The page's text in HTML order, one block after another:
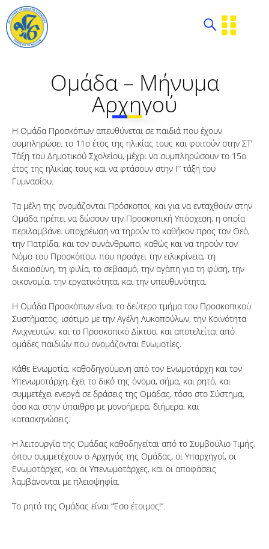
Ομάδα – Μήνυμα
Αρχηγού
Η Ομάδα Προσκόπων απευθύνεται σε παιδιά που έχουν
συμπληρώσει το 11ο έτος της ηλικίας τους και φοιτούν στην ΣΤ’
Τάξη του Δημοτικού Σχολείου, μέχρι να συμπληρώσουν το 15ο
έτος της ηλικίας τους και να φτάσουν στην Γ’ τάξη του
Γυμνασίου.
Τα μέλη της ονομάζονται Πρόσκοποι, και για να ενταχθούν στην
Ομάδα πρέπει να δώσουν την Προσκοπική Υπόσχεση, η οποία
περιλαμβάνει υποχρέωση να τηρούν το καθήκον προς τον Θεό,
την Πατρίδα, και τον συνάνθρωπο, καθώς και να τηρούν τον
Νόμο του Προσκόπου, που προάγει την ειλικρίνεια, τη
δικαιοσύνη, τη φιλία, το σεβασμό, την αγάπη για τη φύση, την
οικονομία, την εργατικότητα, και την υπευθυνότητα.
Η Ομάδα Προσκόπων είναι το δεύτερο τμήμα του Προσκοπικού
Συστήματος, ισότιμο με την Αγέλη Λυκοπούλων, την Κοινότητα
Ανιχνευτών, και το Προσκοπικό Δίκτυο, και αποτελείται από
ομάδες παιδιών που ονομάζονται Ενωμοτίες.
Κάθε Ενωμοτία, καθοδηγούμενη από τον Ενωμοτάρχη και τον
Υπενωμοτάρχη, έχει το δικό της όνομα, σήμα, και ρητό, και
συμμετέχει ενεργά σε δράσεις της Ομάδας, τόσο στο Σύστημα,
όσο και στην ύπαιθρο με μονοήμερα, διήμερα, και
κατασκηνώσεις.
Η λειτουργία της Ομάδας καθοδηγείται από το Συμβούλιο Τιμής,
όπου συμμετέχουν ο Αρχηγός της Ομάδας, οι Υπαρχηγοί, οι
Ενωμοτάρχες, και οι Υπενωμοτάρχες, και οι αποφάσεις
λαμβάνονται με πλειοψηφία.
Το ρητό της Ομάδας είναι “Έσο έτοιμος!”.